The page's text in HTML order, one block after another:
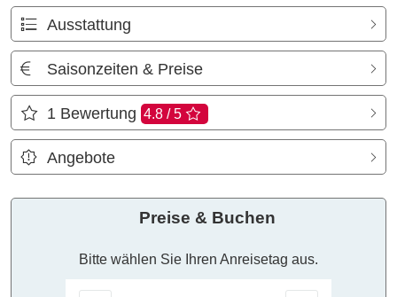
Ausstattung
Saisonzeiten & Preise
1 Bewertung 4.8 / 5
Angebote
Preise & Buchen
Bitte wählen Sie Ihren Anreisetag aus.